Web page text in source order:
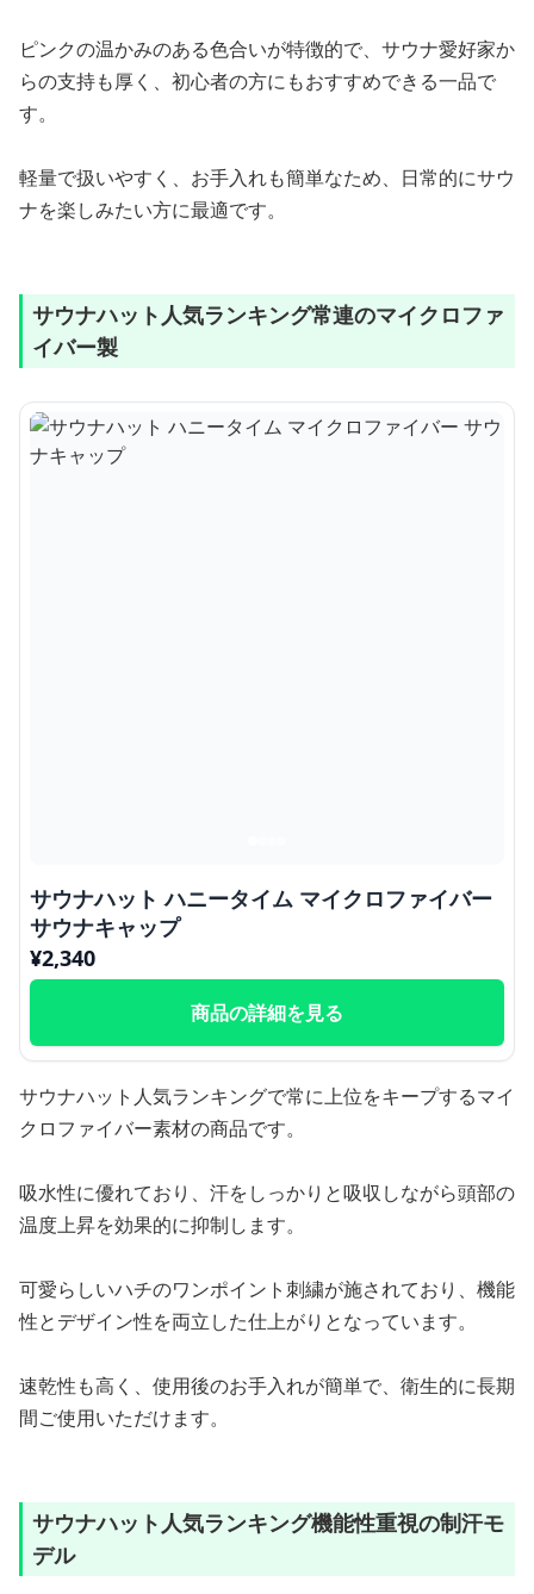
ピンクの温かみのある色合いが特徴的で、サウナ愛好家か
らの支持も厚く、初心者の方にもおすすめできる一品で
す。
軽量で扱いやすく、お手入れも簡単なため、日常的にサウ
ナを楽しみたい方に最適です。
サウナハット人気ランキング常連のマイクロファ
イバー製
サウナハット ハニータイム マイクロファイバー
サウナキャップ
¥2,340
商品の詳細を見る
サウナハット人気ランキングで常に上位をキープするマイ
クロファイバー素材の商品です。
吸水性に優れており、汗をしっかりと吸収しながら頭部の
温度上昇を効果的に抑制します。
可愛らしいハチのワンポイント刺繍が施されており、機能
性とデザイン性を両立した仕上がりとなっています。
速乾性も高く、使用後のお手入れが簡単で、衛生的に長期
間ご使用いただけます。
サウナハット人気ランキング機能性重視の制汗モ
デル